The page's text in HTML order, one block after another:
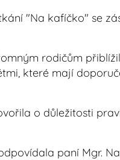
"Na kafíčko" se
rodičům
které mají
o důležitosti
paní Mgr.